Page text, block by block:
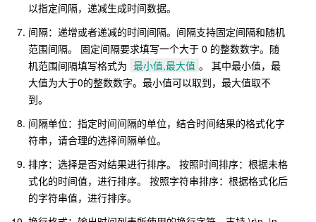
以指定间隔，递减生成时间数据。
间隔：递增或者递减的时间间隔。间隔支持固定间隔和随机
范围间隔。 固定间隔要求填写一个大于 0 的整数数字。随
机范围间隔填写格式为 最小值,最大值 。 其中最小值，最
大值为大于0的整数数字。最小值可以取到，最大值取不
到。
间隔单位：指定时间间隔的单位，结合时间结果的格式化字
符串，请合理的选择间隔单位。
排序：选择是否对结果进行排序。 按照时间排序：根据未格
式化的时间值，进行排序。 按照字符串排序：根据格式化后
的字符串值，进行排序。